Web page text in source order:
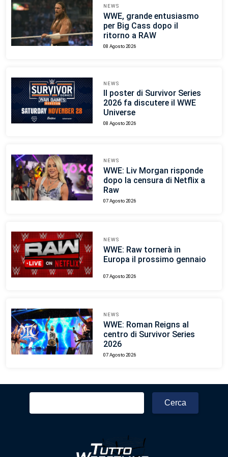
NEWS
WWE, grande entusiasmo
per Big Cass dopo il
ritorno a RAW
08 Agosto 2026
NEWS
Il poster di Survivor Series
2026 fa discutere il WWE
Universe
08 Agosto 2026
NEWS
WWE: Liv Morgan risponde
dopo la censura di Netflix a
Raw
07 Agosto 2026
NEWS
WWE: Raw tornerà in
Europa il prossimo gennaio
07 Agosto 2026
NEWS
WWE: Roman Reigns al
centro di Survivor Series
2026
07 Agosto 2026
Ricerca